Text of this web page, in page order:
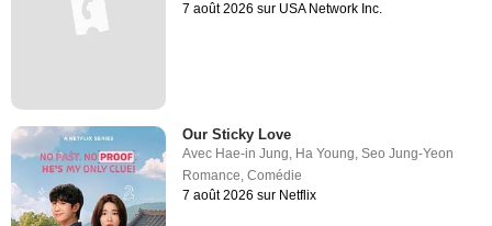
7 août 2026 sur USA Network Inc.
Our Sticky Love
Avec Hae-in Jung, Ha Young,Seo Jung-Yeon
Romance,Comédie
7 août 2026 sur Netflix